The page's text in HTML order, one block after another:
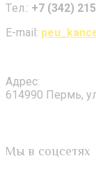
Tел.: +7 (342)
E-mail:
Адрес:
614990 Пермь,
Мы в соцсетях